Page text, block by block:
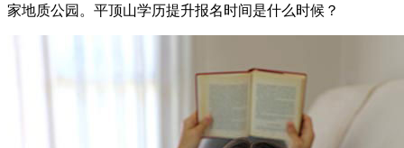
家地质公园。平顶山学历提升报名时间是什么时候？